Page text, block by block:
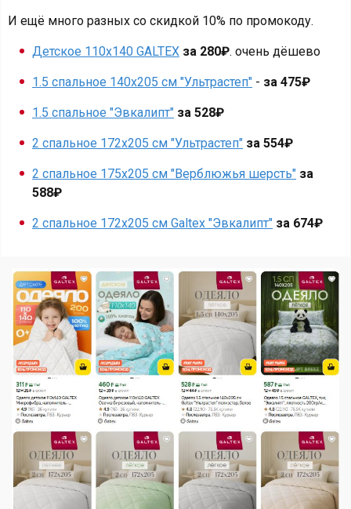
И ещё много разных со скидкой 10% по промокоду.
Детское 110х140 GALTEX за 280₽. очень дёшево
1.5 спальное 140х205 см "Ультрастеп" - за 475₽
1.5 спальное "Эвкалипт" за 528₽
2 спальное 172х205 см "Ультрастеп" за 554₽
2 спальное 175х205 см "Верблюжья шерсть" за
588₽
2 спальное 172х205 см Galtex "Эвкалипт" за 674₽